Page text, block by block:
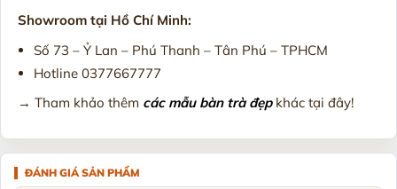
Showroom tại Hồ Chí Minh:
Số 73 – Ỷ Lan – Phú Thanh – Tân Phú – TPHCM
Hotline 0377667777
→ Tham khảo thêm các mẫu bàn trà đẹp khác tại đây!